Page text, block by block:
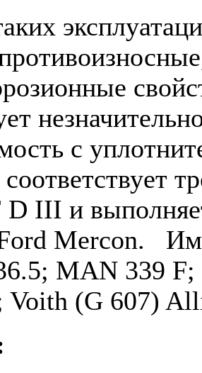
с
D III и
Mercon.
MAN 339
Voith (G 607)